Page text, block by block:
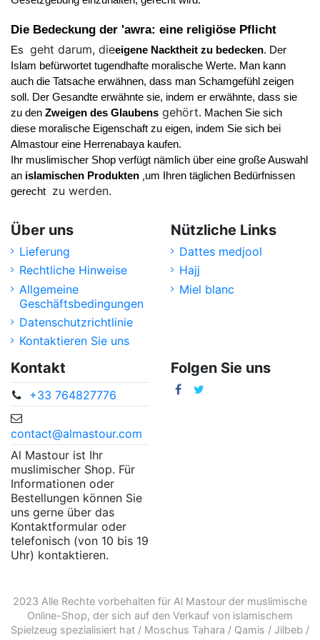
Die Bedeckung der 'awra: eine religiöse Pflicht
Es geht darum, dieeigene Nacktheit zu bedecken. Der
Islam befürwortet tugendhafte moralische Werte. Man kann
auch die Tatsache erwähnen, dass man Schamgefühl zeigen
soll. Der Gesandte erwähnte sie, indem er erwähnte, dass sie
zu den Zweigen des Glaubens gehört. Machen Sie sich
diese moralische Eigenschaft zu eigen, indem Sie sich bei
Almastour eine Herrenabaya kaufen.
Ihr muslimischer Shop verfügt nämlich über eine große Auswahl
an islamischen Produkten ,um Ihren täglichen Bedürfnissen
gerecht
zu werden.
Über uns
Lieferung
Rechtliche Hinweise
Allgemeine
Geschäftsbedingungen
Datenschutzrichtlinie
Kontaktieren Sie uns
Nützliche Links
Dattes medjool
Hajj
Miel blanc
Kontakt
+33 764827776
contact@almastour.com
Al Mastour ist Ihr
muslimischer Shop. Für
Informationen oder
Bestellungen können Sie
uns gerne über das
Kontaktformular oder
telefonisch (von 10 bis 19
Uhr) kontaktieren.
Folgen Sie uns
2023 Alle Rechte vorbehalten für Al Mastour der muslimische
Online-Shop, der sich auf den Verkauf von islamischem
Spielzeug spezialisiert hat / Moschus Tahara / Qamis / Jilbeb /